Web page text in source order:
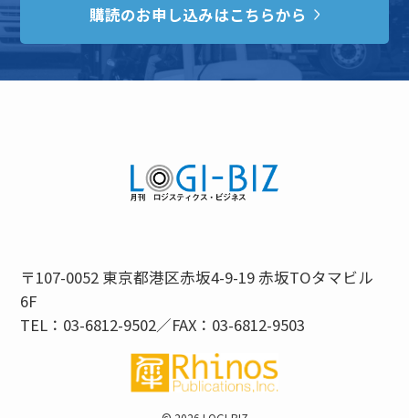
購読のお申し込みはこちらから
〒107-0052 東京都港区赤坂4-9-19 赤坂TOタマビル
6F
TEL：03-6812-9502／FAX：03-6812-9503